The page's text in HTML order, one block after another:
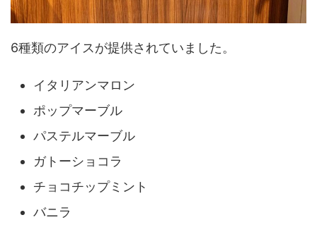
6種類のアイスが提供されていました。
イタリアンマロン
ポップマーブル
パステルマーブル
ガトーショコラ
チョコチップミント
バニラ